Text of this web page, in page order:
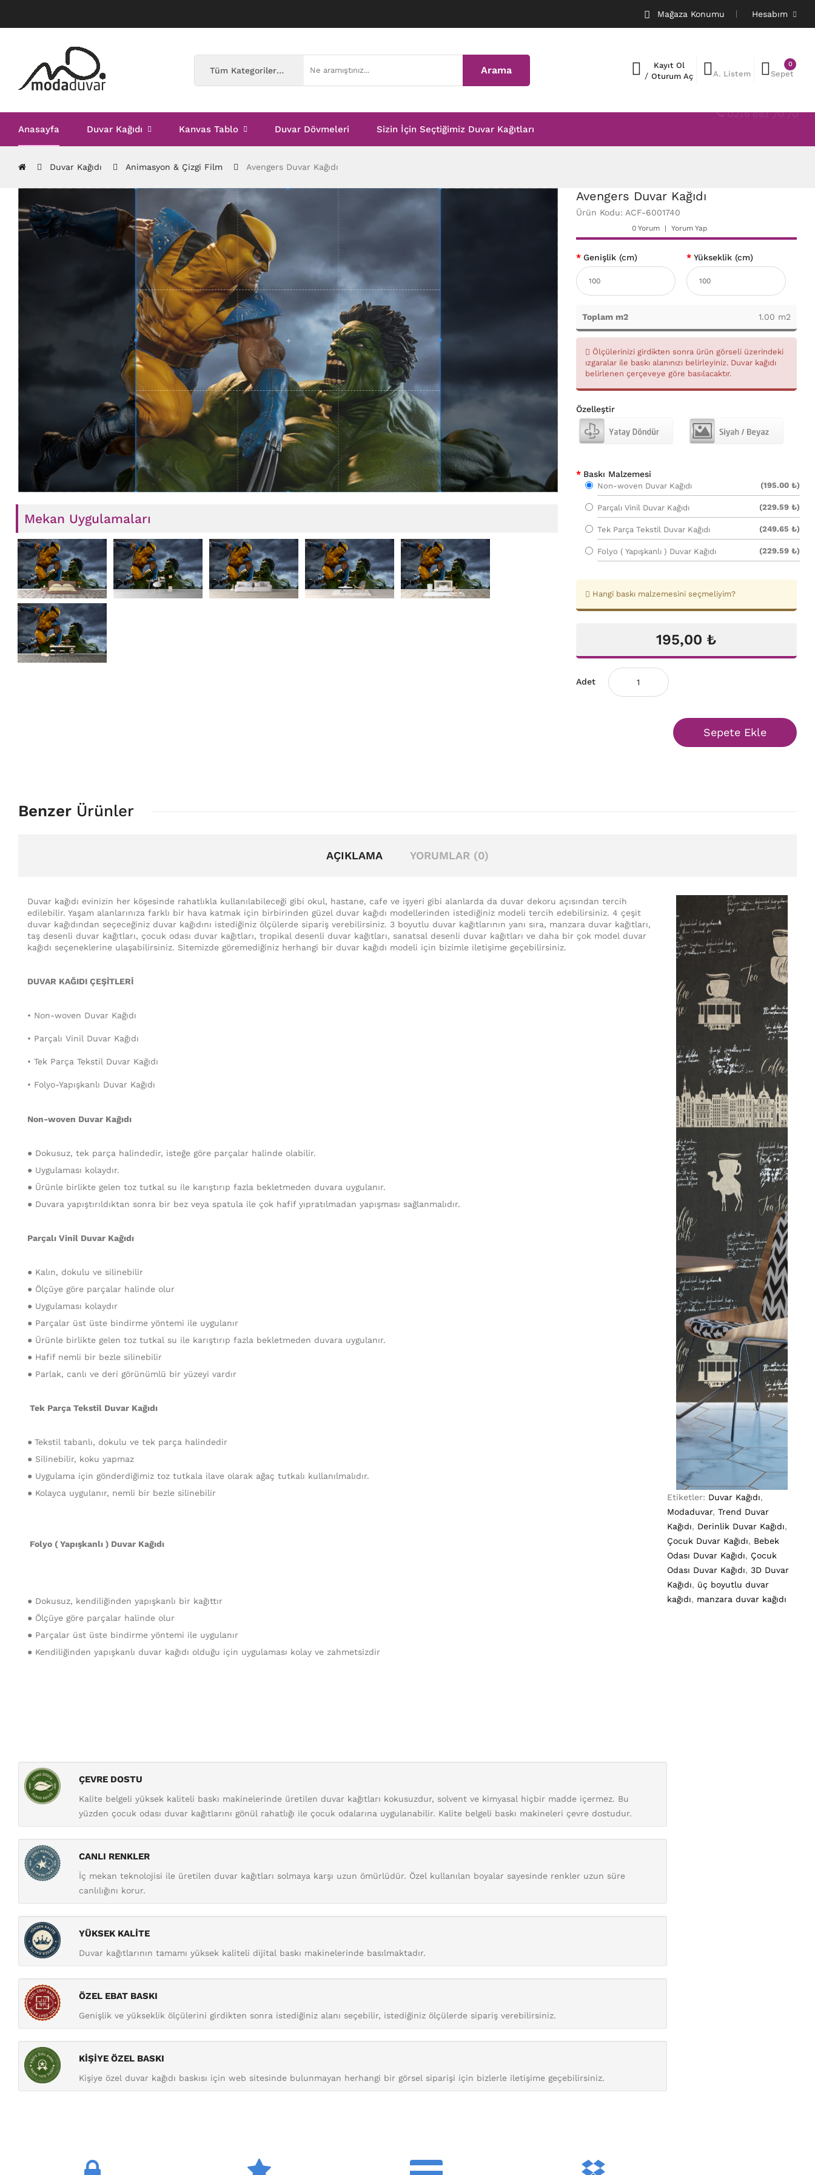
Mağaza Konumu Hesabım
Kayıt Ol
/ Oturum Aç A. Listem
0
Sepet
Tüm Kategoriler Arama
Anasayfa Duvar Kağıdı Kanvas Tablo Duvar Dövmeleri Sizin İçin Seçtiğimiz Duvar Kağıtları
Duvar Kağıdı Animasyon & Çizgi Film Avengers Duvar Kağıdı
Mekan Uygulamaları
Avengers Duvar Kağıdı
Ürün Kodu: ACF-6001740
0 Yorum Yorum Yap
Genişlik (cm) Yükseklik (cm)
Toplam m2 1.00 m2
Ölçülerinizi girdikten sonra ürün görseli üzerindeki
ızgaralar ile baskı alanınızı belirleyiniz. Duvar kağıdı
belirlenen çerçeveye göre basılacaktır.
Özelleştir
Baskı Malzemesi
Non-woven Duvar Kağıdı (195.00 ₺)
Parçalı Vinil Duvar Kağıdı (229.59 ₺)
Tek Parça Tekstil Duvar Kağıdı (249.65 ₺)
Folyo ( Yapışkanlı ) Duvar Kağıdı (229.59 ₺)
Hangi baskı malzemesini seçmeliyim?
195,00 ₺
Adet
Sepete Ekle
Benzer Ürünler
AÇIKLAMA YORUMLAR (0)
Duvar kağıdı evinizin her köşesinde rahatlıkla kullanılabileceği gibi okul, hastane, cafe ve işyeri gibi alanlarda da duvar dekoru açısından tercih
edilebilir. Yaşam alanlarınıza farklı bir hava katmak için birbirinden güzel duvar kağıdı modellerinden istediğiniz modeli tercih edebilirsiniz. 4 çeşit
duvar kağıdından seçeceğiniz duvar kağıdını istediğiniz ölçülerde sipariş verebilirsiniz. 3 boyutlu duvar kağıtlarının yanı sıra, manzara duvar kağıtları,
taş desenli duvar kağıtları, çocuk odası duvar kağıtları, tropikal desenli duvar kağıtları, sanatsal desenli duvar kağıtları ve daha bir çok model duvar
kağıdı seçeneklerine ulaşabilirsiniz. Sitemizde göremediğiniz herhangi bir duvar kağıdı modeli için bizimle iletişime geçebilirsiniz.
DUVAR KAĞIDI ÇEŞİTLERİ
• Non-woven Duvar Kağıdı
• Parçalı Vinil Duvar Kağıdı
• Tek Parça Tekstil Duvar Kağıdı
• Folyo-Yapışkanlı Duvar Kağıdı
Non-woven Duvar Kağıdı
● Dokusuz, tek parça halindedir, isteğe göre parçalar halinde olabilir.
● Uygulaması kolaydır.
● Ürünle birlikte gelen toz tutkal su ile karıştırıp fazla bekletmeden duvara uygulanır.
● Duvara yapıştırıldıktan sonra bir bez veya spatula ile çok hafif yıpratılmadan yapışması sağlanmalıdır.
Parçalı Vinil Duvar Kağıdı
● Kalın, dokulu ve silinebilir
● Ölçüye göre parçalar halinde olur
● Uygulaması kolaydır
● Parçalar üst üste bindirme yöntemi ile uygulanır
● Ürünle birlikte gelen toz tutkal su ile karıştırıp fazla bekletmeden duvara uygulanır.
● Hafif nemli bir bezle silinebilir
● Parlak, canlı ve deri görünümlü bir yüzeyi vardır
Tek Parça Tekstil Duvar Kağıdı
● Tekstil tabanlı, dokulu ve tek parça halindedir
● Silinebilir, koku yapmaz
● Uygulama için gönderdiğimiz toz tutkala ilave olarak ağaç tutkalı kullanılmalıdır.
● Kolayca uygulanır, nemli bir bezle silinebilir
Folyo ( Yapışkanlı ) Duvar Kağıdı
● Dokusuz, kendiliğinden yapışkanlı bir kağıttır
● Ölçüye göre parçalar halinde olur
● Parçalar üst üste bindirme yöntemi ile uygulanır
● Kendiliğinden yapışkanlı duvar kağıdı olduğu için uygulaması kolay ve zahmetsizdir
ÇEVRE DOSTU
Kalite belgeli yüksek kaliteli baskı makinelerinde üretilen duvar kağıtları kokusuzdur, solvent ve kimyasal hiçbir madde içermez. Bu
yüzden çocuk odası duvar kağıtlarını gönül rahatlığı ile çocuk odalarına uygulanabilir. Kalite belgeli baskı makineleri çevre dostudur.
CANLI RENKLER
İç mekan teknolojisi ile üretilen duvar kağıtları solmaya karşı uzun ömürlüdür. Özel kullanılan boyalar sayesinde renkler uzun süre
canlılığını korur.
YÜKSEK KALİTE
Duvar kağıtlarının tamamı yüksek kaliteli dijital baskı makinelerinde basılmaktadır.
ÖZEL EBAT BASKI
Genişlik ve yükseklik ölçülerini girdikten sonra istediğiniz alanı seçebilir, istediğiniz ölçülerde sipariş verebilirsiniz.
KİŞİYE ÖZEL BASKI
Kişiye özel duvar kağıdı baskısı için web sitesinde bulunmayan herhangi bir görsel siparişi için bizlerle iletişime geçebilirsiniz.
Etiketler: Duvar Kağıdı,
Modaduvar, Trend Duvar
Kağıdı, Derinlik Duvar Kağıdı,
Çocuk Duvar Kağıdı, Bebek
Odası Duvar Kağıdı, Çocuk
Odası Duvar Kağıdı, 3D Duvar
Kağıdı, üç boyutlu duvar
kağıdı, manzara duvar kağıdı